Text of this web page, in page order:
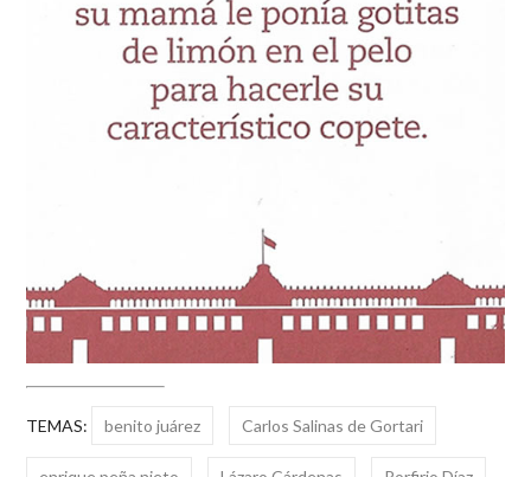
TEMAS: benito juárez Carlos Salinas de Gortari